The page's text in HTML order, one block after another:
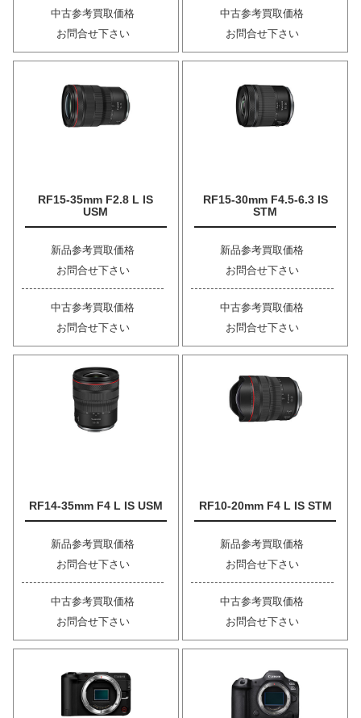
中古参考買取価格
お問合せ下さい
中古参考買取価格
お問合せ下さい
RF15-35mm F2.8 L IS
USM
新品参考買取価格
お問合せ下さい
中古参考買取価格
お問合せ下さい
RF15-30mm F4.5-6.3 IS
STM
新品参考買取価格
お問合せ下さい
中古参考買取価格
お問合せ下さい
RF14-35mm F4 L IS USM
新品参考買取価格
お問合せ下さい
中古参考買取価格
お問合せ下さい
RF10-20mm F4 L IS STM
新品参考買取価格
お問合せ下さい
中古参考買取価格
お問合せ下さい